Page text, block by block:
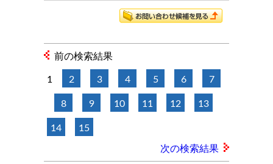
前の検索結果
1 2 3 4 5 6 7
8 9 10 11 12 13
14 15
次の検索結果